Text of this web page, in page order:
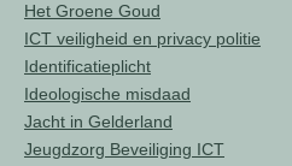
Het Groene Goud
ICT veiligheid en privacy politie
Identificatieplicht
Ideologische misdaad
Jacht in Gelderland
Jeugdzorg Beveiliging ICT